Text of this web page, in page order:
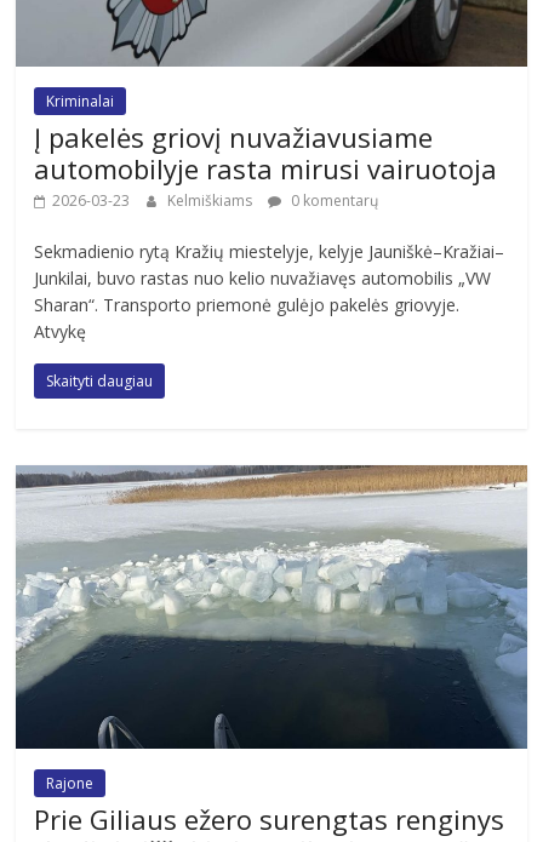
Kriminalai
Į pakelės griovį nuvažiavusiame
automobilyje rasta mirusi vairuotoja
2026-03-23 Kelmiškiams 0 komentarų
Sekmadienio rytą Kražių miestelyje, kelyje Jauniškė–Kražiai–
Junkilai, buvo rastas nuo kelio nuvažiavęs automobilis „VW
Sharan“. Transporto priemonė gulėjo pakelės griovyje.
Atvykę
Skaityti daugiau
Rajone
Prie Giliaus ežero surengtas renginys